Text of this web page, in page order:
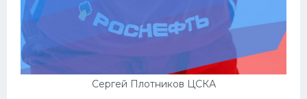
Сергей Плотников ЦСКА